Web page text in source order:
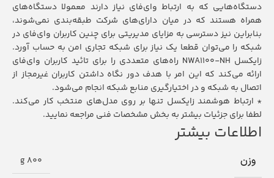
دستگاه‌هایی که به ارتباط وای‌فای نیاز دارند معمولا دستگاه‌های
همراه هستند که در میان دارای‌های شرکت طبقه‌بندی نمی‌شوند،
بنابراین نیز دسترسی به مزایای مدیریتی برای چنین کاربران وای‌فای در
شبکه را می‌توان قطعا یک نیاز برای شبکه‌ تجاری امن به حساب آورد.
زایکسل NWA1100-NH راه‌های متعددی را برای تائید کاربران وای‌فای
ارائه می‌کند که این امر با هدف دور نگاه داشتن کاربران غیرمجاز از
اتصال به شبکه و در اختیارگیری منابع شبکه انجام می‌شود.
* ارتباط هوشمند زایکسل تنها بر روی مدل‌های منتخب کار می‌کند.
لطفا برای جزئیات بیشتر به بخش مشخصات فنی مراجعه نمایید.
اطلاعات بیشتر
وزن 800 g